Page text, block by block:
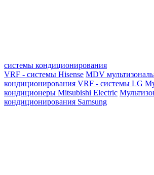
системы кондиционирования
VRF - системы Hisense MDV
кондиционирования VRF - системы LG
кондиционеры Mitsubishi Electric
кондиционирования Samsung